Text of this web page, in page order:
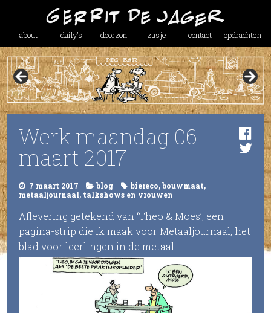
about daily’s doorzon zusje contact opdrachten
Werk maandag 06
maart 2017
7 maart 2017 blog biereco,bouwmaat,
metaaljournaal, talkshows en vrouwen
Aflevering getekend van ‘Theo & Moes’, een
pagina-strip die ik maak voor Metaaljournaal, het
blad voor leerlingen in de metaal.